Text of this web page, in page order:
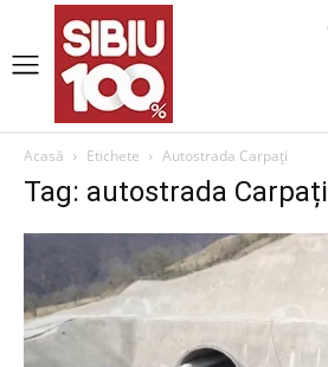
Acasă Etichete Autostrada Carpați
Tag: autostrada Carpați